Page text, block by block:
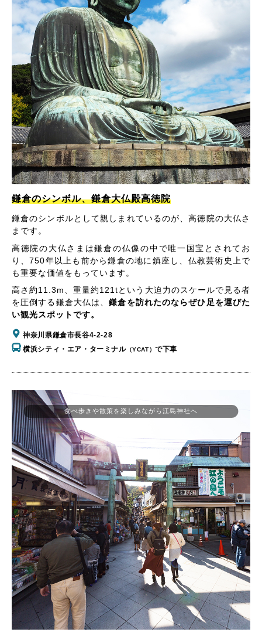
鎌倉のシンボル、鎌倉大仏殿高徳院
鎌倉のシンボルとして親しまれているのが、高徳院の大仏さ
まです。
高徳院の大仏さまは鎌倉の仏像の中で唯一国宝とされてお
り、750年以上も前から鎌倉の地に鎮座し、仏教芸術史上で
も重要な価値をもっています。
高さ約11.3m、重量約121tという大迫力のスケールで見る者
を圧倒する鎌倉大仏は、鎌倉を訪れたのならぜひ足を運びた
い観光スポットです。
神奈川県鎌倉市長谷4-2-28
横浜シティ・エア・ターミナル（YCAT）で下車
食べ歩きや散策を楽しみながら江島神社へ